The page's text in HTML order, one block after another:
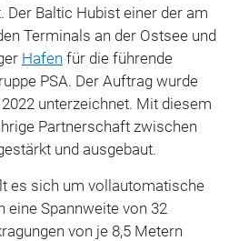
Der Baltic Hubist einer der am
Terminals an der Ostsee und
Hafen für die führende
PSA. Der Auftrag wurde
unterzeichnet. Mit diesem
Partnerschaft zwischen
und ausgebaut.
es sich um vollautomatische
eine Spannweite von 32
von je 8,5 Metern